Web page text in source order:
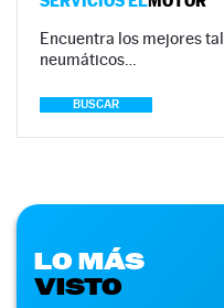
Encuentra los mejores
neumáticos…
BUSCAR
LO MÁS
VISTO